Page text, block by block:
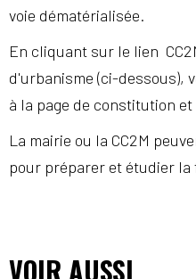
voie dématérialisée.
En cliquant sur le lien
d'urbanisme (ci-dessous),
à la page de constitution
La mairie ou la CC2M
pour préparer et étudier
VOIR AUSSI